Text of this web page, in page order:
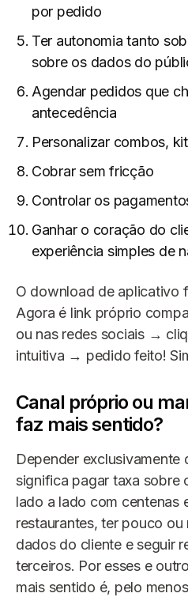
por pedido
Ter autonomia tanto
sobre os dados do
Agendar pedidos que
antecedência
Personalizar combos,
Cobrar sem fricção
Controlar os
Ganhar o coração do
experiência simples de
O download de aplicativo
Agora é link próprio
ou nas redes sociais →
intuitiva → pedido feito!
Canal próprio ou
faz mais sentido?
Depender exclusivamente
significa pagar taxa sobre
lado a lado com centenas
restaurantes, ter pouco
dados do cliente e seguir
terceiros. Por esses e
mais sentido é, pelo